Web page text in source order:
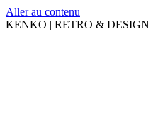
Aller au contenu
KENKO | RETRO & DESIGN